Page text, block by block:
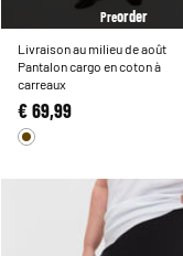
Preorder
Livraison au milieu de août
Pantalon cargo en coton à
carreaux
€ 69,99